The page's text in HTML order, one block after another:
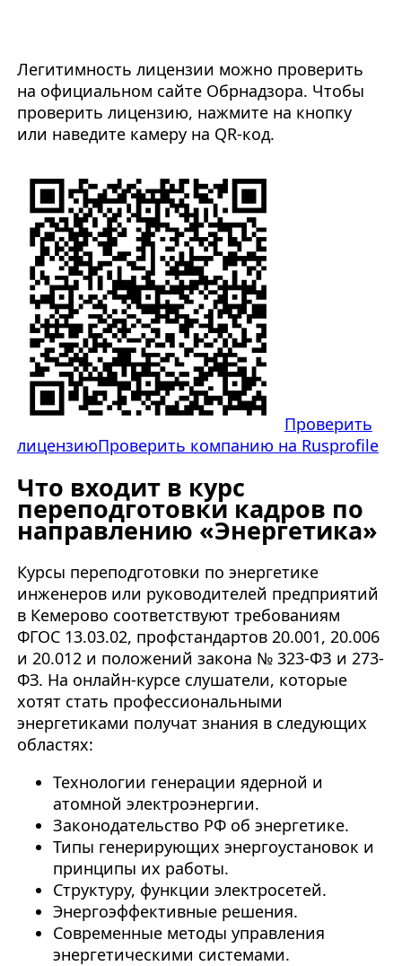
Легитимность лицензии можно проверить
на официальном сайте Обрнадзора. Чтобы
проверить лицензию, нажмите на кнопку
или наведите камеру на QR-код.
Проверить
лицензиюПроверить компанию на Rusprofile
Что входит в курс
переподготовки кадров по
направлению «Энергетика»
Курсы переподготовки по энергетике
инженеров или руководителей предприятий
в Кемерово соответствуют требованиям
ФГОС 13.03.02, профстандартов 20.001, 20.006
и 20.012 и положений закона № 323-ФЗ и 273-
ФЗ. На онлайн-курсе слушатели, которые
хотят стать профессиональными
энергетиками получат знания в следующих
областях:
Технологии генерации ядерной и
атомной электроэнергии.
Законодательство РФ об энергетике.
Типы генерирующих энергоустановок и
принципы их работы.
Структуру, функции электросетей.
Энергоэффективные решения.
Современные методы управления
энергетическими системами.